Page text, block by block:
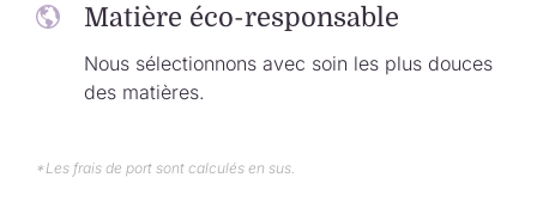
Matière éco-responsable
Nous sélectionnons avec soin les plus douces
des matières.
*Les frais de port sont calculés en sus.